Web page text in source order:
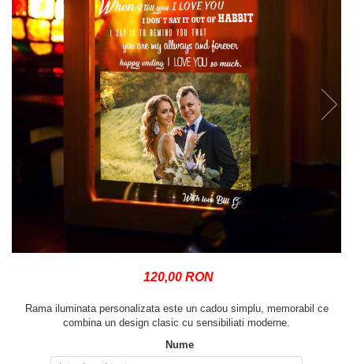
120,00 RON
Rama iluminata personalizata este un cadou simplu, memorabil ce
combina un design clasic cu sensibiliati moderne.
Nume